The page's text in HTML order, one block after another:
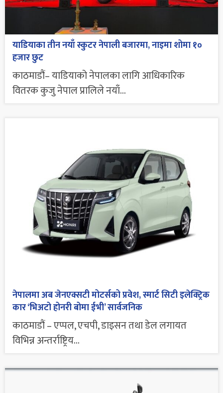
याडियाका तीन नयाँ स्कुटर नेपाली बजारमा, नाइमा शोमा १०
हजार छुट
काठमाडौं– याडियाको नेपालका लागि आधिकारिक
वितरक कुजु नेपाल प्रालिले नयाँ...
नेपालमा अब जेनएक्सटी मोटर्सको प्रवेश, स्मार्ट सिटी इलेक्ट्रिक
कार ‘भिअटो होनरी बोमा ईभी’ सार्वजनिक
काठमाडौं – एप्पल, एचपी, डाइसन तथा डेल लगायत
विभिन्न अन्तर्राष्ट्रिय...